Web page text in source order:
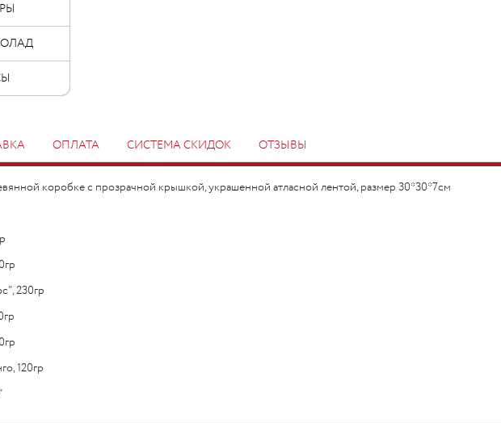
ОПЛАТА СИСТЕМА СКИДОК ОТЗЫВЫ
коробке с прозрачной крышкой, украшенной атласной лентой, размер 30*30*7см
230гр
120гр